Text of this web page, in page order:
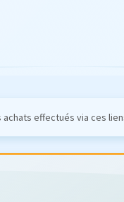
effectués via ces